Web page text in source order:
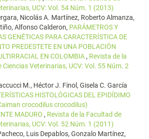
UCV: Vol. 54 Núm. 1 (2013)
Nicolás A. Martínez, Roberto Almanza,
Alfonso Calderon, PARÁMETROS Y
GENÉTICAS PARA CARACTERÍSTICA DE
PREDESTETE EN UNA POBLACIÓN
EN COLOMBIA , Revista de la
Ciencias Veterinarias, UCV: Vol. 55 Núm. 2
M., Héctor J. Finol, Gisela C. García
HISTOLÓGICAS DEL EPIDÍDIMO
crocodilus crocodilus)
MADURO , Revista de la Facultad de
UCV: Vol. 52 Núm. 1 (2011)
Luis Depablos, Gonzalo Martínez,